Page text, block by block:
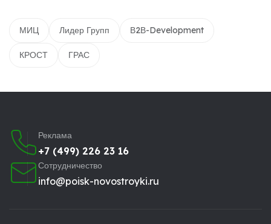
МИЦ Лидер Групп В2В-Development
КРОСТ ГРАС
Реклама
+7 (499) 226 23 16
Сотрудничество
info@poisk-novostroyki.ru